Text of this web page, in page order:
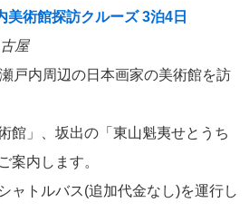
術館探訪クルーズ 3泊4日
屋
戸内周辺の日本画家の美術館を訪
館」、坂出の「東山魁夷せとうち
案内します。
ャトルバス(追加代金なし)を運行し